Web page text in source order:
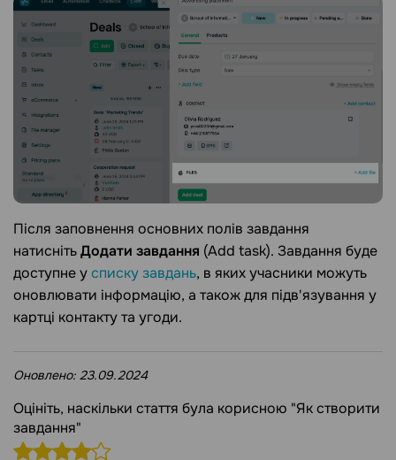
Після заповнення основних полів завдання
натиснітьДодати завдання (Add task). Завдання буде
доступне усписку завдань, в яких учасники можуть
оновлювати інформацію, а також для підв'язування у
картці контакту та угоди.
Оновлено: 23.09.2024
Оцініть, наскільки стаття була корисною "Як створити
завдання"